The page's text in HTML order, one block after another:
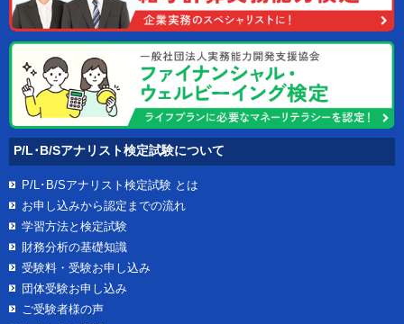
P/L･B/Sアナリスト検定試験について
P/L･B/Sアナリスト検定試験 とは
お申し込みから認定までの流れ
学習方法と検定試験
財務分析の基礎知識
受験料・受験お申し込み
団体受験お申し込み
ご受験者様の声